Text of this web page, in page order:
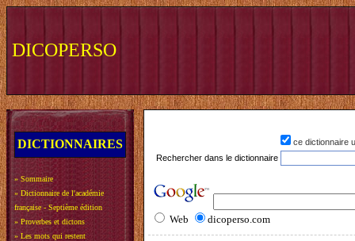
DICOPERSO
DICTIONNAIRES
» Sommaire
» Dictionnaire de l'académie
française - Septième édition
» Proverbes et dictons
» Les mots qui restent
ce dictionnaire
Rechercher dans le dictionnaire
Web dicoperso.com